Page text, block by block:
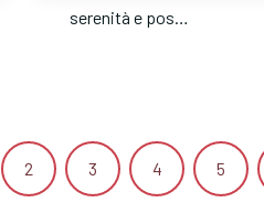
serenità e pos…
2 3 4 5